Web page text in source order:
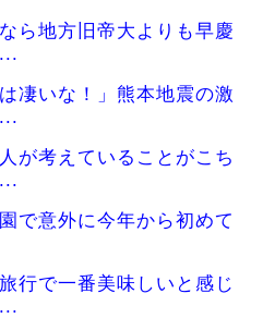
ら地方旧帝大よりも早慶
凄いな！」熊本地震の激
が考えていることがこち
で意外に今年から初めて
行で一番美味しいと感じ